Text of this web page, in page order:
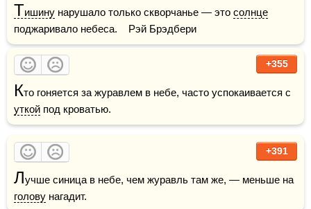
Тишину нарушало только скворчанье — это солнце
поджаривало небеса.    Рэй Брэдбери
+355
К
уткой под кроватью.
+391
Л
голову нагадит.